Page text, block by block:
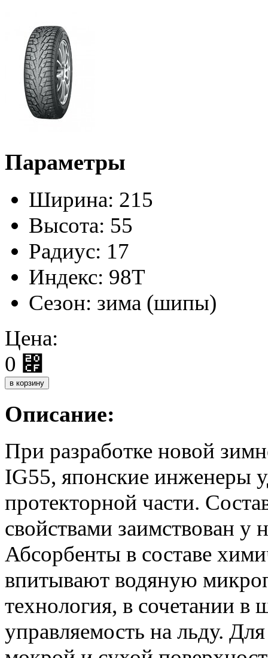
Параметры
Ширина: 215
Высота: 55
Радиус: 17
Индекс: 98T
Сезон: зима (шипы)
Цена:
0 ⃏
Описание:
При разработке новой
IG55, японские инженеры
протекторной части.
свойствами заимствован
Абсорбенты в составе
впитывают водяную
технология, в сочетании
управляемость на льду.